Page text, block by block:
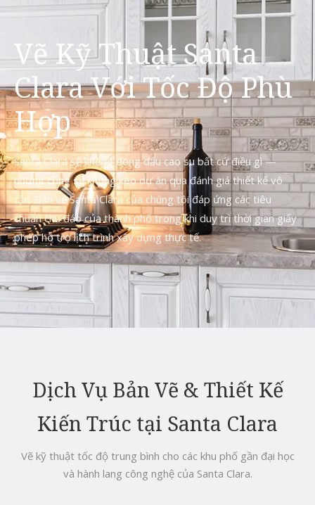
Vẽ Kỹ Thuật Santa
Clara Với Tốc Độ Phù
Hợp
Santa Clara sẽ không đóng dấu cao su bất cứ điều gì —
nhưng cũng sẽ không kéo dự án qua đánh giá thiết kế vô
tận. Bản vẽ Santa Clara của chúng tôi đáp ứng các tiêu
chuẩn chu đáo của thành phố trong khi duy trì thời gian giấy
phép hỗ trợ lịch trình xây dựng thực tế.
Dịch Vụ Bản Vẽ & Thiết Kế
Kiến Trúc tại Santa Clara
Vẽ kỹ thuật tốc độ trung bình cho các khu phố gần đại học
và hành lang công nghệ của Santa Clara.